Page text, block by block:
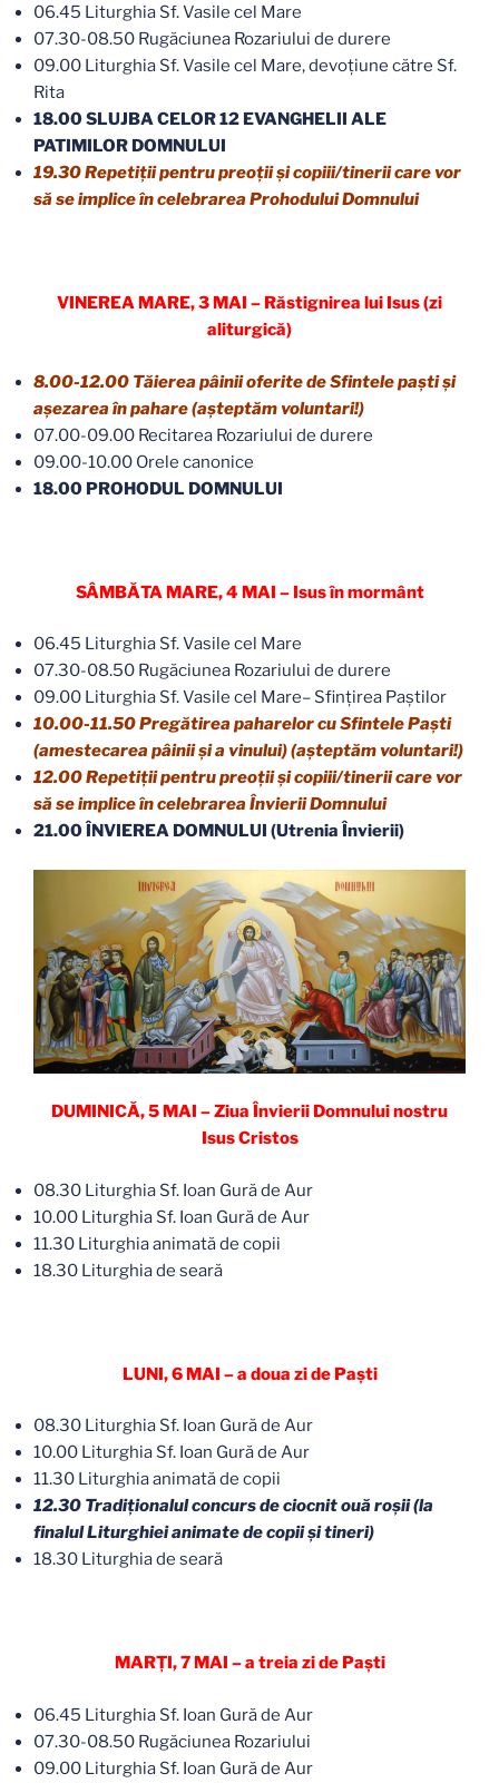
06.45 Liturghia Sf. Vasile cel Mare
07.30-08.50 Rugăciunea Rozariului de durere
09.00 Liturghia Sf. Vasile cel Mare, devoţiune către Sf.
Rita
18.00 SLUJBA CELOR 12 EVANGHELII ALE
PATIMILOR DOMNULUI
19.30 Repetiții pentru preoții și copiii/tinerii care vor
să se implice în celebrarea Prohodului Domnului
VINEREA MARE, 3 MAI – Răstignirea lui Isus (zi
aliturgică)
8.00-12.00 Tăierea pâinii oferite de Sfintele paști și
așezarea în pahare (așteptăm voluntari!)
07.00-09.00 Recitarea Rozariului de durere
09.00-10.00 Orele canonice
18.00 PROHODUL DOMNULUI
SÂMBĂTA MARE, 4 MAI – Isus în mormânt
06.45 Liturghia Sf. Vasile cel Mare
07.30-08.50 Rugăciunea Rozariului de durere
09.00 Liturghia Sf. Vasile cel Mare– Sfințirea Paștilor
10.00-11.50 Pregătirea paharelor cu Sfintele Paști
(amestecarea pâinii și a vinului) (așteptăm voluntari!)
12.00 Repetiții pentru preoții și copiii/tinerii care vor
să se implice în celebrarea Învierii Domnului
21.00 ÎNVIEREA DOMNULUI (Utrenia Învierii)
DUMINICĂ, 5 MAI – Ziua Învierii Domnului nostru
Isus Cristos
08.30 Liturghia Sf. Ioan Gură de Aur
10.00 Liturghia Sf. Ioan Gură de Aur
11.30 Liturghia animată de copii
18.30 Liturghia de seară
LUNI, 6 MAI – a doua zi de Paşti
08.30 Liturghia Sf. Ioan Gură de Aur
10.00 Liturghia Sf. Ioan Gură de Aur
11.30 Liturghia animată de copii
12.30 Tradiționalul concurs de ciocnit ouă roșii (la
finalul Liturghiei animate de copii și tineri)
18.30 Liturghia de seară
MARŢI, 7 MAI – a treia zi de Paşti
06.45 Liturghia Sf. Ioan Gură de Aur
07.30-08.50 Rugăciunea Rozariului
09.00 Liturghia Sf. Ioan Gură de Aur